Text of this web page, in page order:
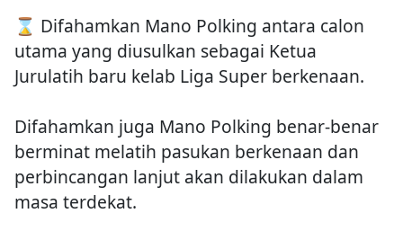
⌛️ Difahamkan Mano Polking antara calon
utama yang diusulkan sebagai Ketua
Jurulatih baru kelab Liga Super berkenaan.
Difahamkan juga Mano Polking benar-benar
berminat melatih pasukan berkenaan dan
perbincangan lanjut akan dilakukan dalam
masa terdekat.